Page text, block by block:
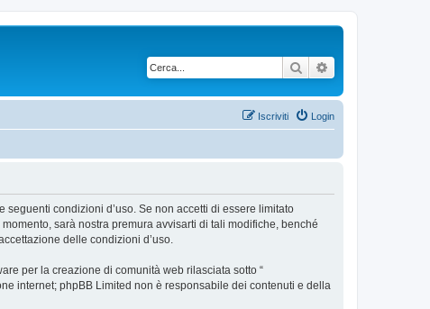
Cerca
Login
Iscriviti
seguenti condizioni d’uso. Se non accetti di essere limitato
sarà nostra premura avvisarti di tali modifiche, benché
delle condizioni d’uso.
per la creazione di comunità web rilasciata sotto “
internet; phpBB Limited non è responsabile dei contenuti e della